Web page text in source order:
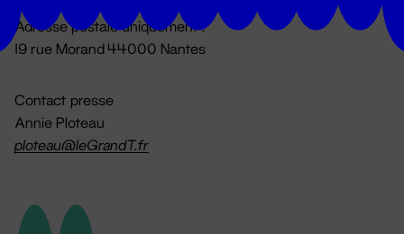
Adresse postale uniquement :
19 rue Morand 44000 Nantes
Contact presse
Annie Ploteau
ploteau@leGrandT.fr